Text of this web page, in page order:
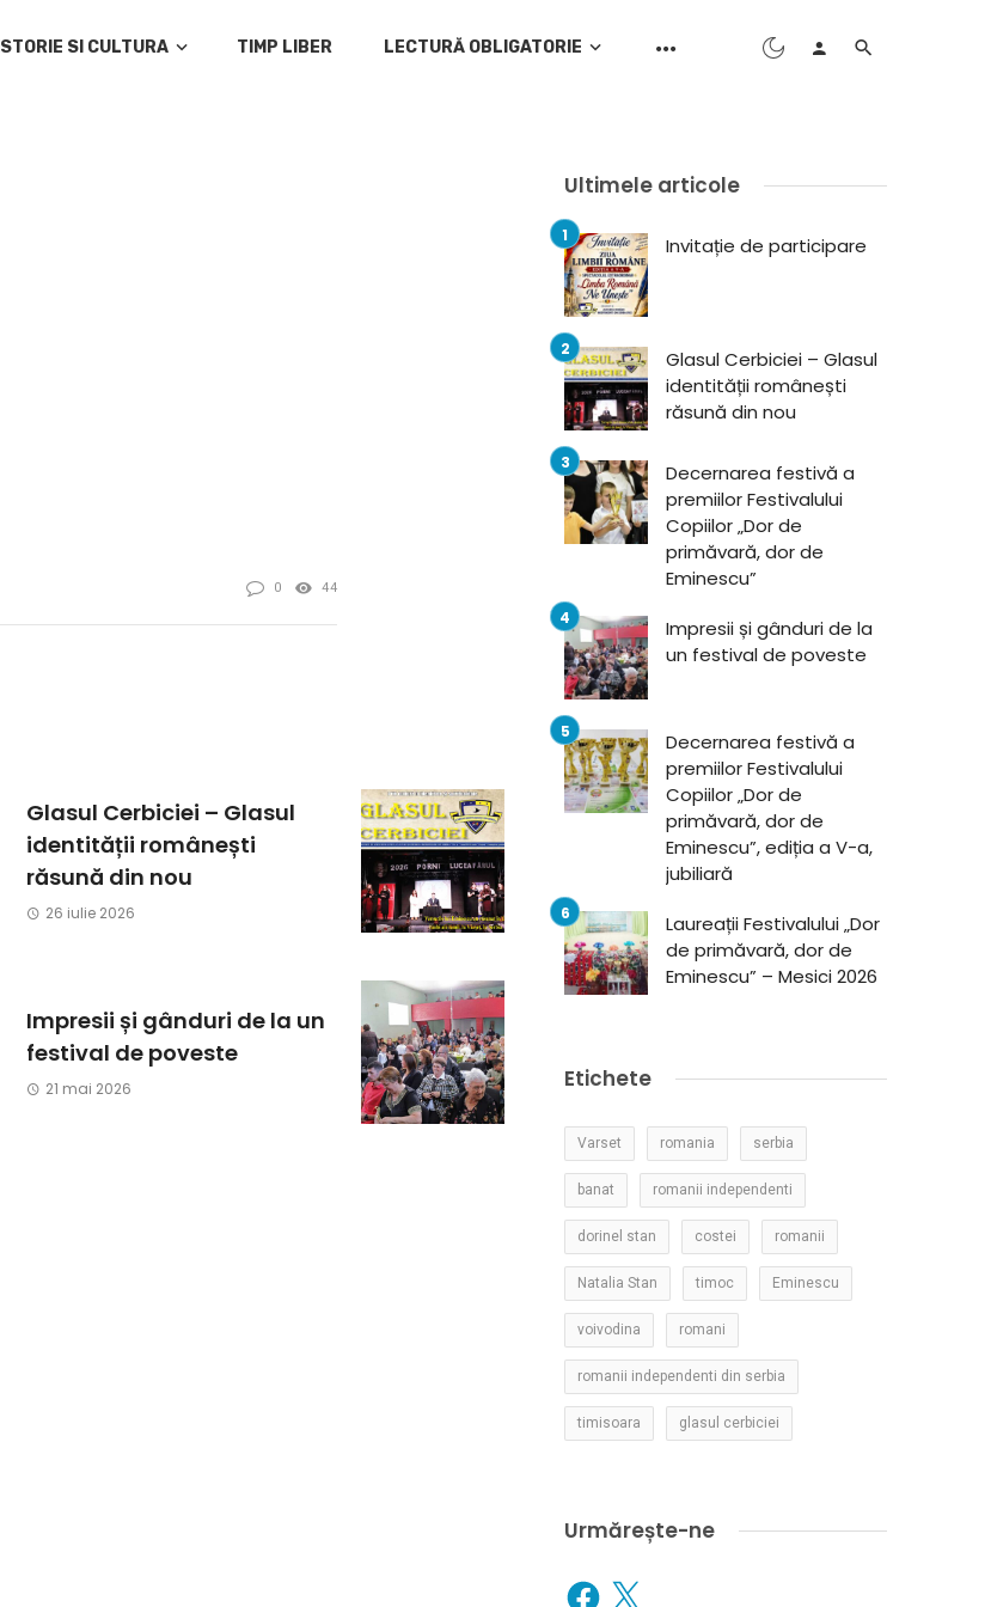
ISTORIE SI CULTURA TIMP LIBER LECTURĂ OBLIGATORIE
0 44
Glasul Cerbiciei – Glasul
identității românești
răsună din nou
26 iulie 2026
Impresii și gânduri de la un
festival de poveste
21 mai 2026
Ultimele articole
Invitație de participare
Glasul Cerbiciei – Glasul
identității românești
răsună din nou
Decernarea festivă a
premiilor Festivalului
Copiilor „Dor de
primăvară, dor de
Eminescu”
Impresii și gânduri de la
un festival de poveste
Decernarea festivă a
premiilor Festivalului
Copiilor „Dor de
primăvară, dor de
Eminescu”, ediția a V-a,
jubiliară
Laureații Festivalului „Dor
de primăvară, dor de
Eminescu” – Mesici 2026
Etichete
Varset romania serbia
banat romanii independenti
dorinel stan costei romanii
Natalia Stan timoc Eminescu
voivodina romani
romanii independenti din serbia
timisoara glasul cerbiciei
Urmărește-ne
Facebook
X